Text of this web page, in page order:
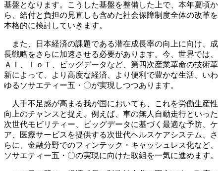
基盤となります。こうした基盤を整備した上で、本年夏頃か
ら、給付と負担の見直しも含めた社会保障制度全体の改革を
本格的に検討していきます。
また、日本経済の課題である潜在成長率の向上に向け、成
長戦略をさらに加速させる必要があります。今、世界では、
ＡＩ、ＩｏＴ、ビッグデータなど、第四次産業革命の技術革
新によって、より高度な経済、より便利で豊かな生活、いわ
ゆるソサエティー五・〇が実現しつつあります。
人手不足感が高まる我が国においても、これを労働生産性
向上のチャンスと捉え、例えば、車の無人自動走行といった
次世代モビリティー、ビッグデータに基づく最適な予防、ケ
ア、医療サービスを提供する次世代ヘルスケアシステム、さ
らに、金融分野でのフィンテック・キャッシュレス化など、
ソサエティー五・〇の実現に向けた取組を一気に進めます。